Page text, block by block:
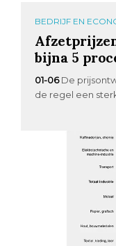
BEDRIJF EN
bijna 5
01-06 De
de regel een